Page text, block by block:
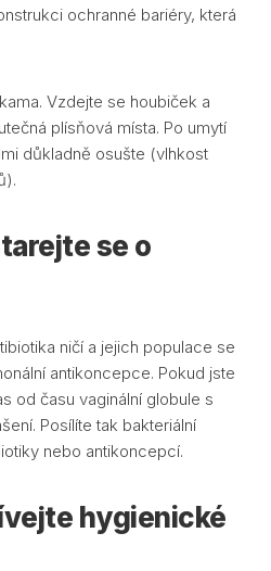
ochranné bariéry, která
Vzdejte se houbiček a
plísňová místa. Po umytí
důkladně osušte (vlhkost
se o
ničí a jejich populace se
antikoncepce. Pokud jste
od času vaginální globule s
Posílíte tak bakteriální
nebo antikoncepcí.
hygienické